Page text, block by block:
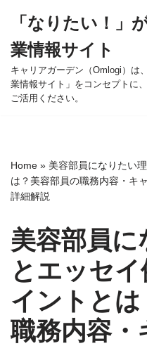
ン
テ
ン
ツ
ッ
プ
「なりたい！」
業情報サイト
キャリアガーデン（Omlogi）は
業情報サイト」をコンセプトに
ご活用ください。
Home » 美容部員になりたい
は？美容部員の職務内容・キ
詳細解説
美容部員
とエッセ
イントと
職務内容